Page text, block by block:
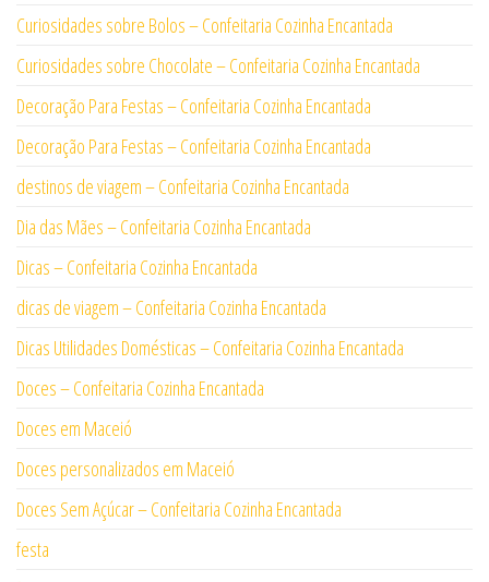
Curiosidades sobre Bolos – Confeitaria Cozinha Encantada
Curiosidades sobre Chocolate – Confeitaria Cozinha Encantada
Decoração Para Festas – Confeitaria Cozinha Encantada
Decoração Para Festas – Confeitaria Cozinha Encantada
destinos de viagem – Confeitaria Cozinha Encantada
Dia das Mães – Confeitaria Cozinha Encantada
Dicas – Confeitaria Cozinha Encantada
dicas de viagem – Confeitaria Cozinha Encantada
Dicas Utilidades Domésticas – Confeitaria Cozinha Encantada
Doces – Confeitaria Cozinha Encantada
Doces em Maceió
Doces personalizados em Maceió
Doces Sem Açúcar – Confeitaria Cozinha Encantada
festa